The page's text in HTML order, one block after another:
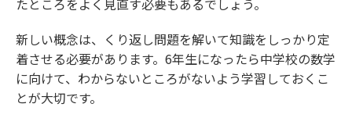
新しい概念は、くり返し問題を解いて知識をしっかり定
着させる必要があります。6年生になったら中学校の数学
に向けて、わからないところがないよう学習しておくこ
とが大切です。